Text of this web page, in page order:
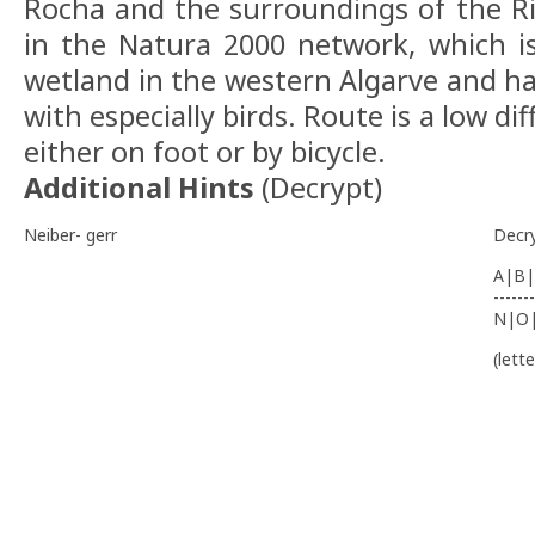
Rocha and the surroundings of the
in the Natura 2000 network, which
wetland in the western Algarve and
with especially birds. Route is a low
either on foot or by bicycle.
Additional Hints (Decrypt)
Neiber- gerr